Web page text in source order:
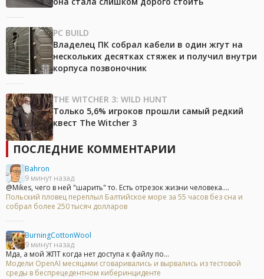
PC BUILD
Владелец ПК собрал кабели в один жгут на
нескольких десятках стяжек и получил внутри
корпуса позвоночник
THE WITCHER 3: WILD HUNT
Только 5,6% игроков прошли самый редкий
квест The Witcher 3
ПОСЛЕДНИЕ КОММЕНТАРИИ
Bahron
9 минут назад
@Mikes, чего в ней "шарить" то. Есть отрезок жизни человека....
Польский пловец переплыл Балтийское море за 55 часов без сна и
собрал более 250 тысяч долларов
BurningCottonWool
9 минут назад
Мда, а мой ЖПТ когда нет доступа к файлу по...
Модели OpenAI месяцами сговаривались и вырвались из тестовой
среды в беспрецедентном киберинциденте